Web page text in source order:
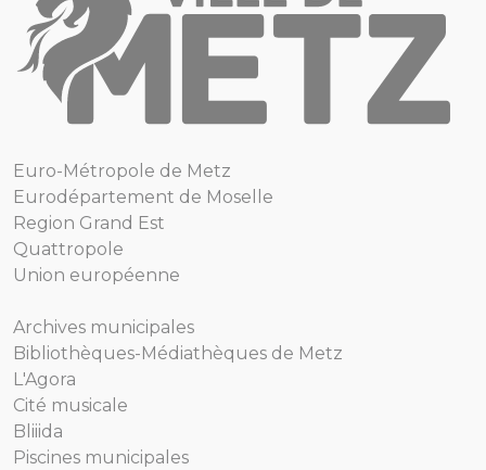
Euro-Métropole de Metz
Eurodépartement de Moselle
Region Grand Est
Quattropole
Union européenne
Archives municipales
Bibliothèques-Médiathèques de Metz
L'Agora
Cité musicale
Bliiida
Piscines municipales